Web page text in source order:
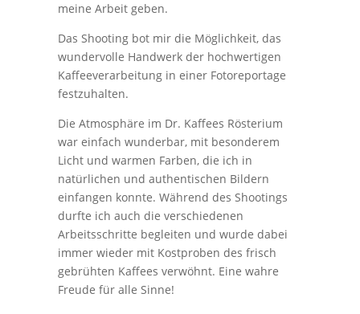
meine Arbeit geben.
Das Shooting bot mir die Möglichkeit, das
wundervolle Handwerk der hochwertigen
Kaffeeverarbeitung in einer Fotoreportage
festzuhalten.
Die Atmosphäre im Dr. Kaffees Rösterium
war einfach wunderbar, mit besonderem
Licht und warmen Farben, die ich in
natürlichen und authentischen Bildern
einfangen konnte.Während des Shootings
durfte ich auch die verschiedenen
Arbeitsschritte begleiten und wurde dabei
immer wieder mit Kostproben des frisch
gebrühten Kaffees verwöhnt. Eine wahre
Freude für alle Sinne!